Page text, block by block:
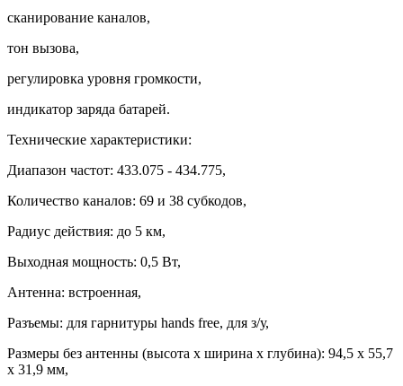
сканирование каналов,
тон вызова,
регулировка уровня громкости,
индикатор заряда батарей.
Технические характеристики:
Диапазон частот: 433.075 - 434.775,
Количество каналов: 69 и 38 субкодов,
Радиус действия: до 5 км,
Выходная мощность: 0,5 Вт,
Антенна: встроенная,
Разъемы: для гарнитуры hands free, для з/у,
Размеры без антенны (высота х ширина х глубина): 94,5 x 55,7
x 31,9 мм,